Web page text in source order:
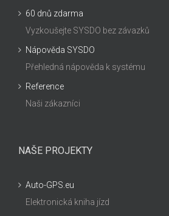
60 dnů zdarma
Vyzkoušejte SYSDO bez závazků
Nápověda SYSDO
Přehledná nápověda k systému
Reference
Naši zákazníci
NAŠE PROJEKTY
Auto-GPS.eu
Elektronická kniha jízd